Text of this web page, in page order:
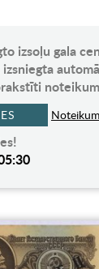
izsoļu gala